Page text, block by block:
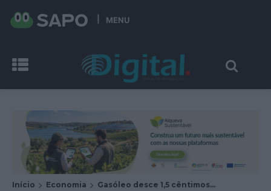
MENU
Início Economia Gasóleo desce 1,5 cêntimos...